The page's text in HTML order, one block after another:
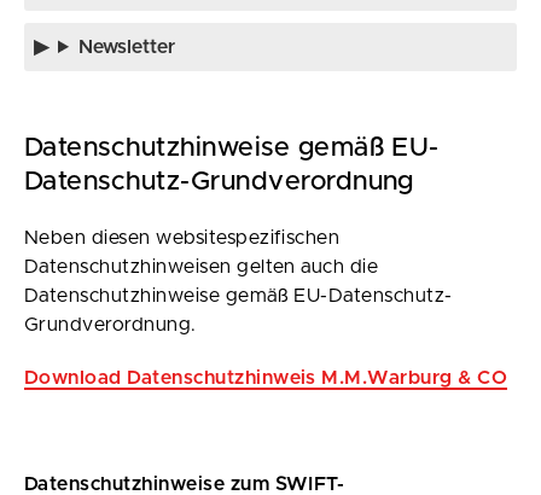
Newsletter
Datenschutzhinweise gemäß EU-
Datenschutz-Grundverordnung
Neben diesen websitespezifischen
Datenschutzhinweisen gelten auch die
Datenschutzhinweise gemäß EU-Datenschutz-
Grundverordnung.
Download Datenschutzhinweis M.M.Warburg & CO
Datenschutzhinweise zum SWIFT-